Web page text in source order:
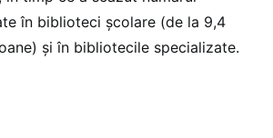
în biblioteci școlare (de la 9,4
și în bibliotecile specializate.